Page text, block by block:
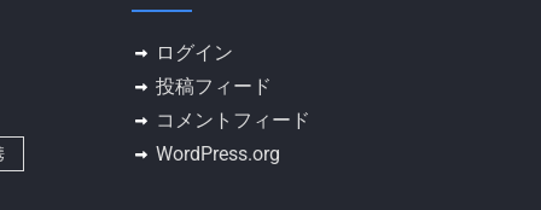
ログイン
投稿フィード
コメントフィード
WordPress.org